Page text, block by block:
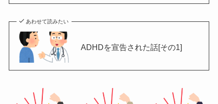
あわせて読みたい
ADHDを宣告された話[その1]